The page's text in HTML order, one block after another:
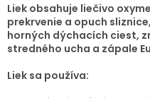
Liek obsahuje liečivo
prekrvenie a opuch
horných dýchacích ciest,
stredného ucha a zápale
Liek sa používa: